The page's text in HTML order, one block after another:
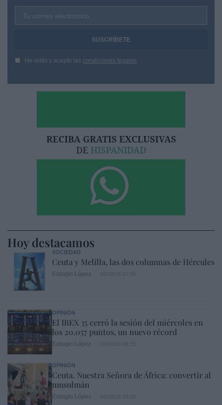
Tu correo electrónico...
He leído y acepto las condiciones legales
Hoy destacamos
SOCIEDAD
Ceuta y Melilla, las dos columnas de Hércules
OPINIÓN
El IBEX 35 cerró la sesión del miércoles en
los 20.057 puntos, un nuevo récord
OPINIÓN
Ceuta. Nuestra Señora de África: convertir al
musulmán